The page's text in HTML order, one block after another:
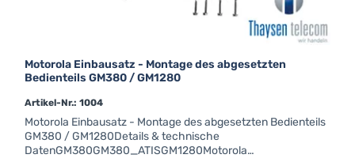
Motorola Einbausatz - Montage des abgesetzten
Bedienteils GM380 / GM1280
Artikel-Nr.: 1004
Motorola Einbausatz - Montage des abgesetzten Bedienteils
GM380 / GM1280Details & technische
DatenGM380GM380_ATISGM1280Motorola